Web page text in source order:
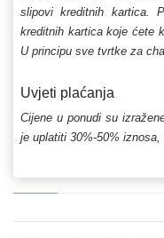
slipovi kreditnih kartica.
kreditnih kartica koje ćete
U principu sve tvrtke za
Uvjeti plaćanja
Cijene u ponudi su
je uplatiti 30%-50%